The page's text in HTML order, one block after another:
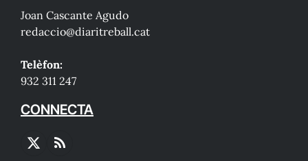
Joan Cascante Agudo
redaccio@diaritreball.cat
Telèfon:
932 311 247
CONNECTA
X
RSS